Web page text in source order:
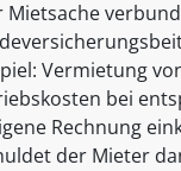
Vermietung
bei
Rechnung
der Mieter